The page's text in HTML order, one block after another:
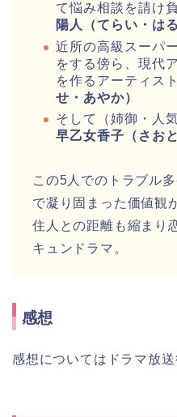
て悩み相談を請け
陽人（てらい・はる
近所の高級スーパ
をする傍ら、現代
を作るアーティス
せ・あやか）
そして（姉御・人
早乙女香子（さお
この5人でのトラブル
で凝り固まった価値観
住人との距離も縮まり
キュンドラマ。
感想
感想についてはドラマ放送